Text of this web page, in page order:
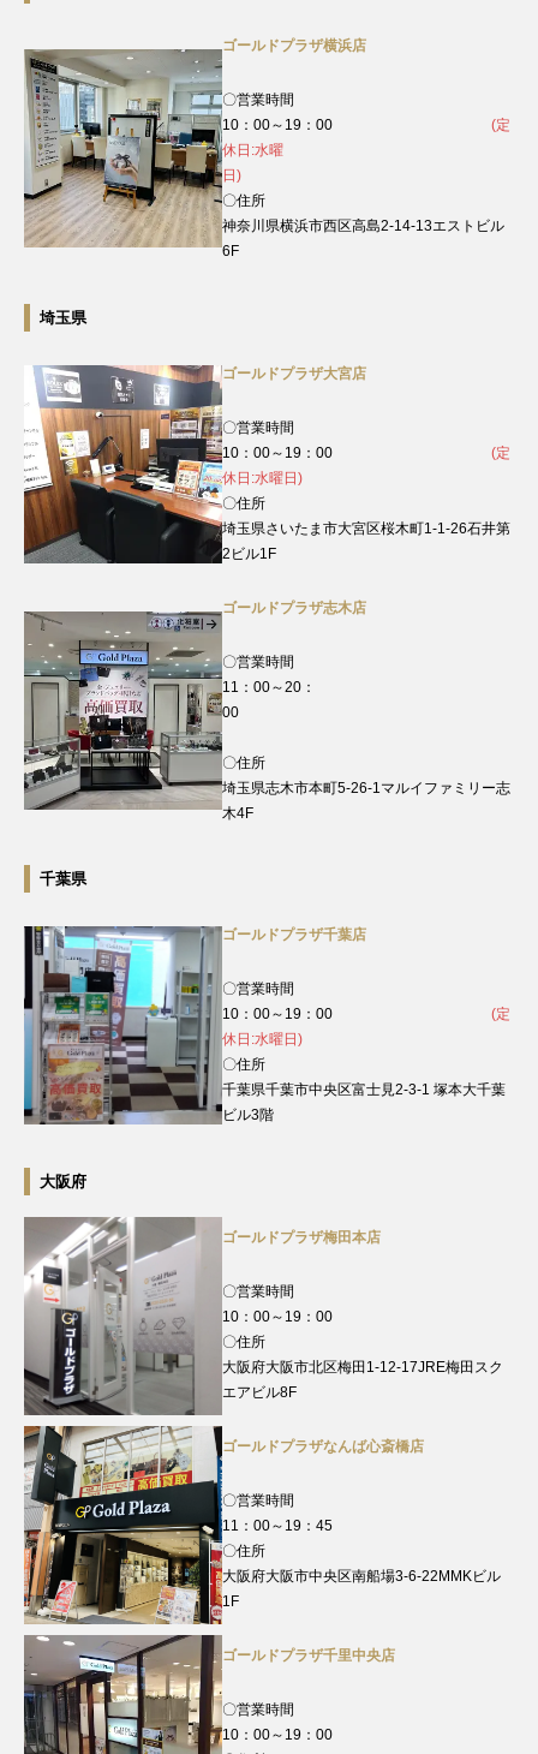
ゴールドプラザ横浜店
〇営業時間
10：00～19：00 (定
休日:水曜
日)
〇住所
神奈川県横浜市西区高島2-14-13エストビル
6F
埼玉県
ゴールドプラザ大宮店
〇営業時間
10：00～19：00 (定
休日:水曜日)
〇住所
埼玉県さいたま市大宮区桜木町1-1-26石井第
2ビル1F
ゴールドプラザ志木店
〇営業時間
11：00～20：
00
〇住所
埼玉県志木市本町5-26-1マルイファミリー志
木4F
千葉県
ゴールドプラザ千葉店
〇営業時間
10：00～19：00 (定
休日:水曜日)
〇住所
千葉県千葉市中央区富士見2-3-1 塚本大千葉
ビル3階
大阪府
ゴールドプラザ梅田本店
〇営業時間
10：00～19：00
〇住所
大阪府大阪市北区梅田1-12-17JRE梅田スク
エアビル8F
ゴールドプラザなんば心斎橋店
〇営業時間
11：00～19：45
〇住所
大阪府大阪市中央区南船場3-6-22MMKビル
1F
ゴールドプラザ千里中央店
〇営業時間
10：00～19：00